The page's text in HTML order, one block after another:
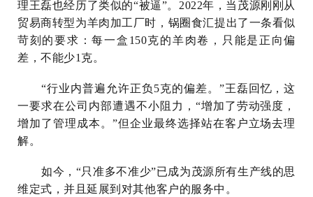
理王磊也经历了类似的“被逼”。2022年，当茂源刚刚从
贸易商转型为羊肉加工厂时，锅圈食汇提出了一条看似
苛刻的要求：每一盒150克的羊肉卷，只能是正向偏
差，不能少1克。
“行业内普遍允许正负5克的偏差。”王磊回忆，这
一要求在公司内部遭遇不小阻力，“增加了劳动强度，
增加了管理成本。”但企业最终选择站在客户立场去理
解。
如今，“只准多不准少”已成为茂源所有生产线的思
维定式，并且延展到对其他客户的服务中。